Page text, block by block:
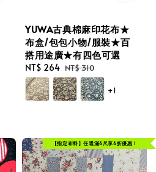
YUWA古典棉麻印花布★
布盒/包包小物/服裝★百
搭用途廣★有四色可選
Sale
price
NT$ 264 Regular
price
NT$ 310
+1
【指定布料】任選滿6尺享6折優惠！